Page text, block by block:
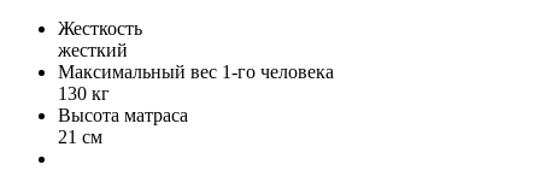
Жесткость
жесткий
Максимальный вес 1-го человека
130 кг
Высота матраса
21 см